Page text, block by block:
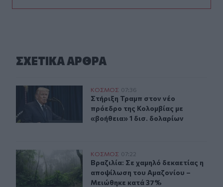
ΣΧΕΤΙΚA AΡΘΡΑ
Στήριξη Τραμπ στον νέο πρόεδρο της Κολομβίας με
ΚΟΣΜΟΣ 07:36
Στήριξη Τραμπ στον νέο πρόεδρο
Στήριξη Τραμπ στον νέο
πρόεδρο της Κολομβίας με
«βοήθεια» 1 δισ. δολαρίων
Βραζιλία: Σε χαμηλό δεκαετίας η αποψίλωση του
ΚΟΣΜΟΣ 07:22
Βραζιλία: Σε χαμηλό δεκαετίας η
Βραζιλία: Σε χαμηλό δεκαετίας η
αποψίλωση του Αμαζονίου –
Μειώθηκε κατά 37%